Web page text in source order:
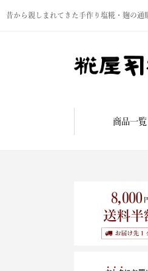
昔から親しまれてきた手作り塩糀・麹の
商品一覧